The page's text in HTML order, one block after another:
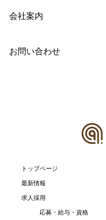
会社案内
お問い合わせ
トップページ
最新情報
求人採用
応募・給与・資格